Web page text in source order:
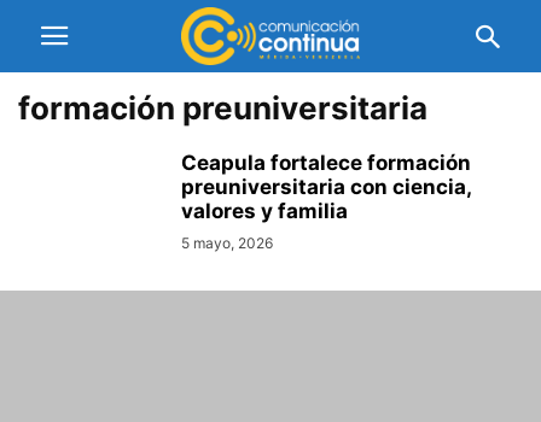
formación preuniversitaria
Ceapula fortalece formación
preuniversitaria con ciencia,
valores y familia
5 mayo, 2026